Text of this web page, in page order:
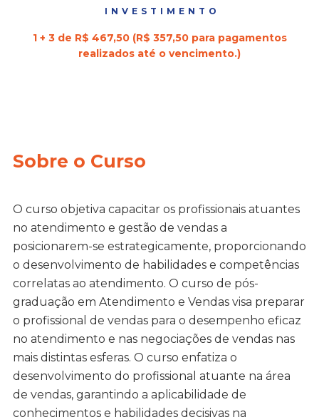
INVESTIMENTO
1 + 3 de R$ 467,50 (R$ 357,50 para pagamentos
realizados até o vencimento.)
Sobre o Curso
O curso objetiva capacitar os profissionais atuantes
no atendimento e gestão de vendas a
posicionarem-se estrategicamente, proporcionando
o desenvolvimento de habilidades e competências
correlatas ao atendimento. O curso de pós-
graduação em Atendimento e Vendas visa preparar
o profissional de vendas para o desempenho eficaz
no atendimento e nas negociações de vendas nas
mais distintas esferas. O curso enfatiza o
desenvolvimento do profissional atuante na área
de vendas, garantindo a aplicabilidade de
conhecimentos e habilidades decisivas na